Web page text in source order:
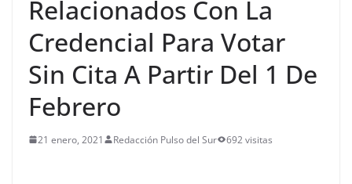
Relacionados Con La
Credencial Para Votar
Sin Cita A Partir Del 1 De
Febrero
21 enero, 2021 Redacción Pulso del Sur 692 visitas